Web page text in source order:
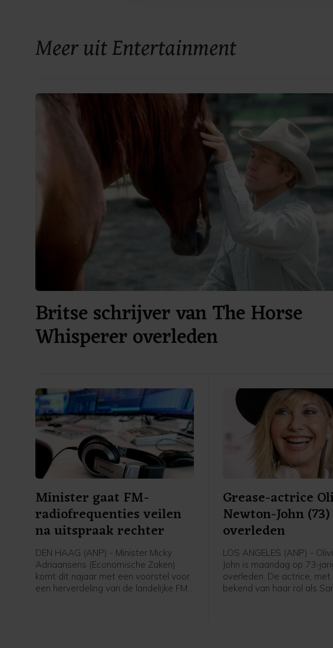
Meer uit Entertainment
Britse schrijver van The Horse
Whisperer overleden
Minister gaat FM-
radiofrequenties veilen
na uitspraak rechter
DEN HAAG (ANP) - Minister Micky
Adriaansens (Economische Zaken)
komt dit najaar met een voorstel voor
een herverdeling van de landelijke FM-
Grease-actrice
Newton-John (73)
overleden
LOS ANGELES (ANP) -
John is maandag op 73-
overleden. De actrice, met
bekend van haar rol als